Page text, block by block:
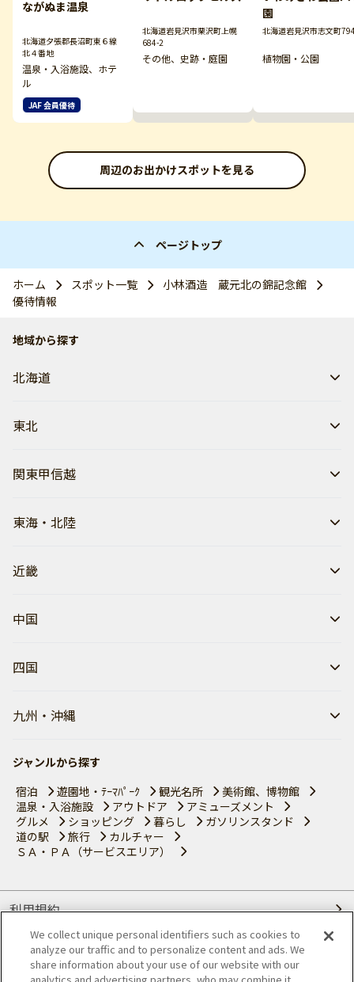
ながぬま温泉
北海道夕張郡長沼町東６線
北４番地
温泉・入浴施設、ホテ
ル
JAF 会員優待
北海道岩見沢市栗沢町上幌
684-2
その他、史跡・庭園
園
北海道岩見沢市志文町
植物園・公園
周辺のお出かけスポットを見る
ページトップ
ホーム スポット一覧
小林酒造 蔵元北の錦記念館
優待情報
地域から探す
北海道
東北
関東甲信越
東海・北陸
近畿
中国
四国
九州・沖縄
ジャンルから探す
宿泊
遊園地・ﾃｰﾏﾊﾟｰｸ 観光名所
美術館、博物館
温泉・入浴施設
アウトドア
アミューズメント
グルメ
ショッピング 暮らし
ガソリンスタンド
道の駅
旅行
カルチャー
ＳＡ・ＰＡ（サービスエリア）
利用規約
個人情報の取り扱いについて
We collect unique personal identifiers such as cookies to
analyze our traffic and to personalize content and ads. We
share information about your use of our website with our